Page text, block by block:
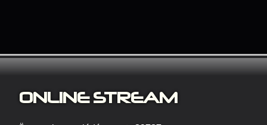
ONLINE STREAM